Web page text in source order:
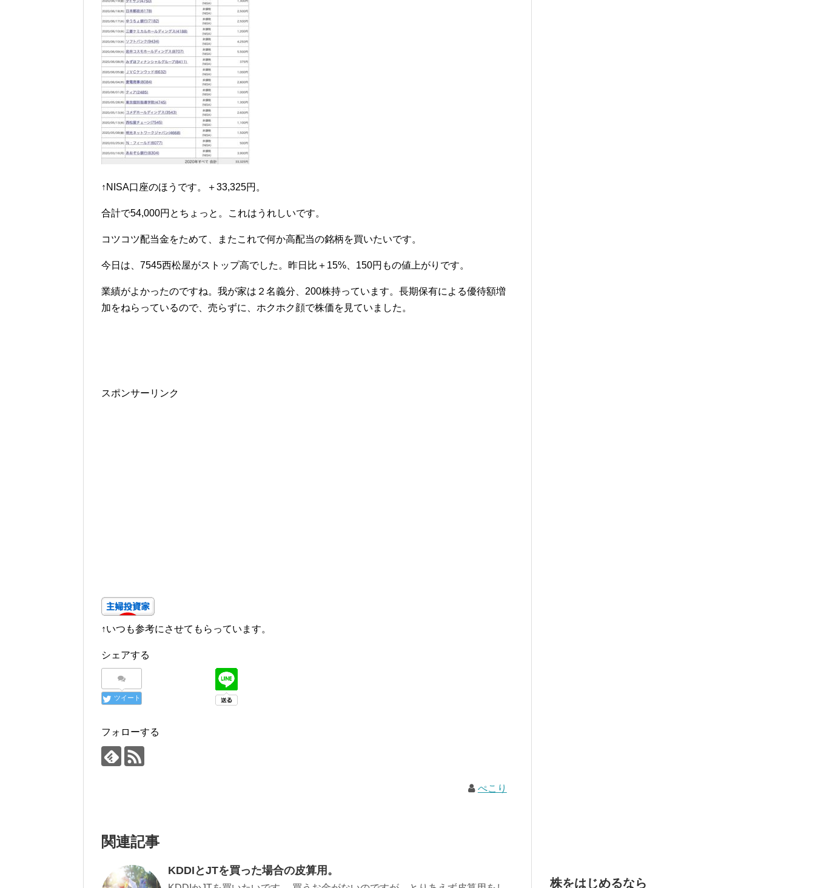
↑NISA口座のほうです。＋33,325円。
合計で54,000円とちょっと。これはうれしいです。
コツコツ配当金をためて、またこれで何か高配当の銘柄を買いたいです。
今日は、7545西松屋がストップ高でした。昨日比＋15%、150円もの値上がりです。
業績がよかったのですね。我が家は２名義分、200株持っています。長期保有による優待額増
加をねらっているので、売らずに、ホクホク顔で株価を見ていました。
スポンサーリンク
↑いつも参考にさせてもらっています。
シェアする
ツイート
フォローする
ぺこり
関連記事
KDDIとJTを買った場合の皮算用。
株をはじめるなら